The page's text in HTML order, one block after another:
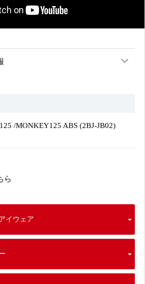
/MONKEY125 ABS (2BJ-JB02)
ら
イウェア